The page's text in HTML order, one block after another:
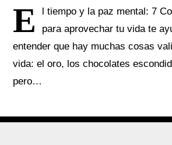
E
l tiempo y la paz mental: 7
para aprovechar tu vida te
entender que hay muchas cosas
vida: el oro, los chocolates
pero…